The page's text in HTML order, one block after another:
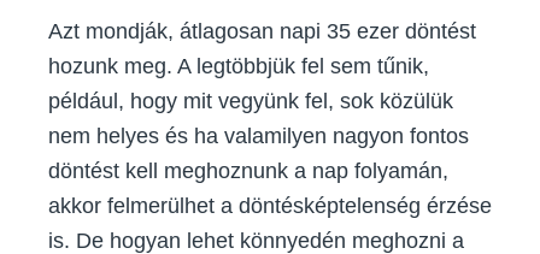
Azt mondják, átlagosan napi 35 ezer döntést
hozunk meg. A legtöbbjük fel sem tűnik,
például, hogy mit vegyünk fel, sok közülük
nem helyes és ha valamilyen nagyon fontos
döntést kell meghoznunk a nap folyamán,
akkor felmerülhet a döntésképtelenség érzése
is. De hogyan lehet könnyedén meghozni a